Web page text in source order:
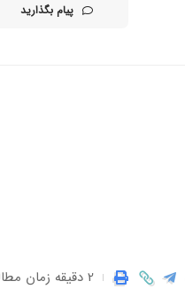
پیام بگذارید
2 دقیقه زمان مطالعه